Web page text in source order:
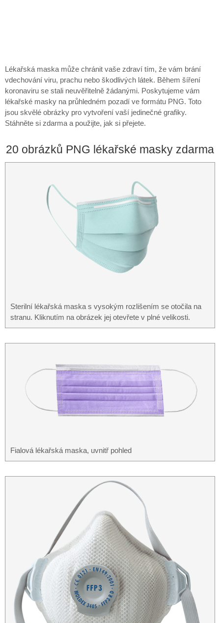
Lékařská maska ​​může chránit vaše zdraví tím, že vám brání
vdechování viru, prachu nebo škodlivých látek. Během šíření
koronaviru se stali neuvěřitelně žádanými. Poskytujeme vám
lékařské masky na průhledném pozadí ve formátu PNG. Toto
jsou skvělé obrázky pro vytvoření vaší jedinečné grafiky.
Stáhněte si zdarma a použijte, jak si přejete.
20 obrázků PNG lékařské masky zdarma
Sterilní lékařská maska ​​s vysokým rozlišením se otočila na
stranu. Kliknutím na obrázek jej otevřete v plné velikosti.
Fialová lékařská maska, uvnitř pohled